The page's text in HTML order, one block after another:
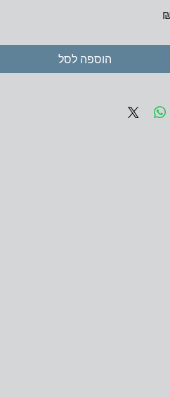
הוספה לסל